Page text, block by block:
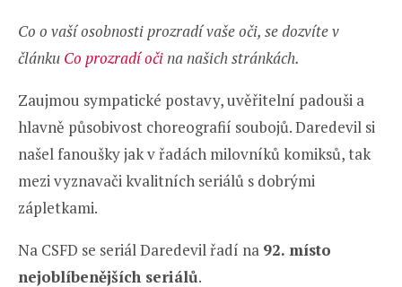
Co o vaší osobnosti prozradí vaše oči, se dozvíte v
článku Co prozradí očina našich stránkách.
Zaujmou sympatické postavy, uvěřitelní padouši a
hlavně působivost choreografií soubojů. Daredevil si
našel fanoušky jak v řadách milovníků komiksů, tak
mezi vyznavači kvalitních seriálů s dobrými
zápletkami.
Na CSFD se seriál Daredevil řadí na 92. místo
nejoblíbenějších seriálů.